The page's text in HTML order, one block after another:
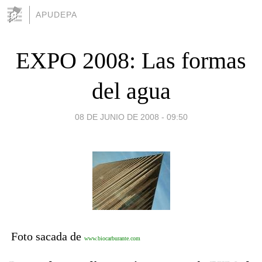
APUDEPA
EXPO 2008: Las formas
del agua
08 DE JUNIO DE 2008 - 09:50
Foto sacada de www.biocarburante.com